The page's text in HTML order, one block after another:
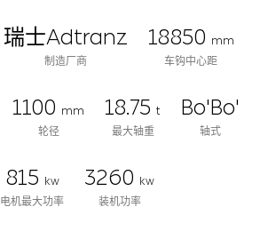
瑞士Adtranz
制造厂商
18850 mm
车钩中心距
1100 mm
轮径
18.75 t
最大轴重
Bo'Bo'
轴式
815
kw
电机最大功率
3260
kw
装机功率